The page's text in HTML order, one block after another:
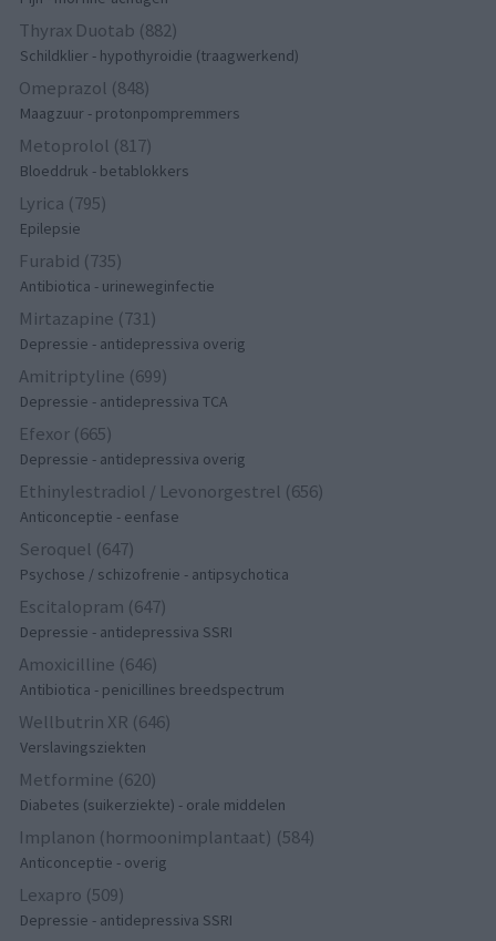
Thyrax Duotab (882)
Schildklier - hypothyroidie (traagwerkend)
Omeprazol (848)
Maagzuur - protonpompremmers
Metoprolol (817)
Bloeddruk - betablokkers
Lyrica (795)
Epilepsie
Furabid (735)
Antibiotica - urineweginfectie
Mirtazapine (731)
Depressie - antidepressiva overig
Amitriptyline (699)
Depressie - antidepressiva TCA
Efexor (665)
Depressie - antidepressiva overig
Ethinylestradiol / Levonorgestrel (656)
Anticonceptie - eenfase
Seroquel (647)
Psychose / schizofrenie - antipsychotica
Escitalopram (647)
Depressie - antidepressiva SSRI
Amoxicilline (646)
Antibiotica - penicillines breedspectrum
Wellbutrin XR (646)
Verslavingsziekten
Metformine (620)
Diabetes (suikerziekte) - orale middelen
Implanon (hormoonimplantaat) (584)
Anticonceptie - overig
Lexapro (509)
Depressie - antidepressiva SSRI